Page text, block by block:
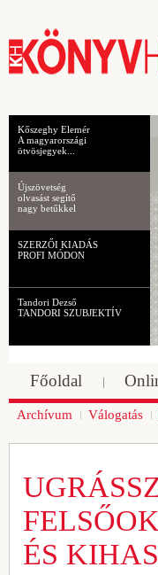
Kőszeghy Elemér
A magyarországi
ötvösjegyek...
Újszövetség
olvasást segítő
nagy betűkkel
SZERZŐI KIADÁS
PROFI MÓDON
Tandori Dezső
TANDORI SZUBJEKTÍV
Főoldal
Archívum Válogatás
ÉS